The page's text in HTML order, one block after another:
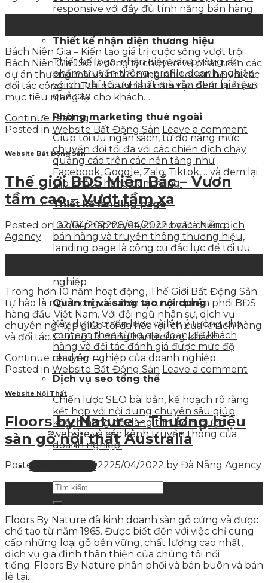
responsive với đầy đủ tính năng bán hàng
Thiết kế nhận diện thương hiệu
Thiết kế logo, nhận diện văn phòng, ấn
phẩm truyền thông, profile doanh nghiệp
với chi phí tối ưu nhất mà vẫn đem lại hiệu
quả cao.
Phòng marketing thuê ngoài
Giúp tối ưu ngân sách, từ đó nâng mức
chuyển đổi tối đa với các chiến dịch chạy
quảng cáo trên các nền tảng như
Facebook, Google, Zalo, Tiktok,… và đem lại
tập khách hàng tiềm năng.
Thiết kế landing page
Là giải pháp tuyệt vời cho các chiến dịch
bán hàng và truyền thông thương hiệu,
landing page là công cụ đắc lực để tối ưu
nghiệp
Quản trị và sáng tạo nội dung
Xây dựng chiến lược và lên ý tưởng cho
content theo từng giai đoạn, để khách
hàng và đối tác đánh giá được mức độ
chuyên nghiệp của doanh nghiệp.
Dịch vụ seo tổng thể
Chiến lược SEO bài bản, kế hoạch rõ ràng
kết hợp với nội dung chuyên sâu giúp
khách hàng dễ dàng tìm kiếm được
website và các kênh truyền thông của
doanh nghiệp.
Liên hệ tư vấn
Bách Niên Gia – Kiến tạo giá trị cuộc sống vượt trội
Bách Niên Gia JSC là công ty chuyên về phát triển các
dự án thương mại và nhà ở cũng như quan hệ với các
đối tác công tư. Trải qua nhiều năm tục phát triển với
mục tiêu mang lại cho khách…
Continue reading→
Posted in Website Bất Động Sản Leave a comment
Website Bất Động Sản
Thế giới BĐS Miền Bắc – Vươn
tầm cao – Vượt tầm xa
Posted on02/04/202228/04/2022byĐà Nẵng
Agency
Trong hơn 10 năm hoạt động, Thế Giới Bất Động Sản
tự hào là một trong các đơn vị tư vấn phân phối BĐS
hàng đầu Việt Nam. Với đội ngũ nhân sự, dịch vụ
chuyên nghiệp giúp tối đa hóa lợi ích của khách hàng
và đối tác. Chúng tôi đồng hành cùng khách…
Continue reading →
Posted in Website Bất Động Sản Leave a comment
Website Nội Thất
Floors by Nature – Thương hiệu
sàn gỗ nội thất Australia
Posted on 01/04/202225/04/2022 by Đà Nẵng Agency
Floors By Nature đã kinh doanh sàn gỗ cứng và được
chế tạo từ năm 1965. Được biết đến với việc chỉ cung
cấp những loại gỗ bền vững, chất lượng cao nhất,
dịch vụ gia đình thân thiện của chúng tôi nổi
tiếng. Floors By Nature phân phối và bán buôn và bán
lẻ tại…